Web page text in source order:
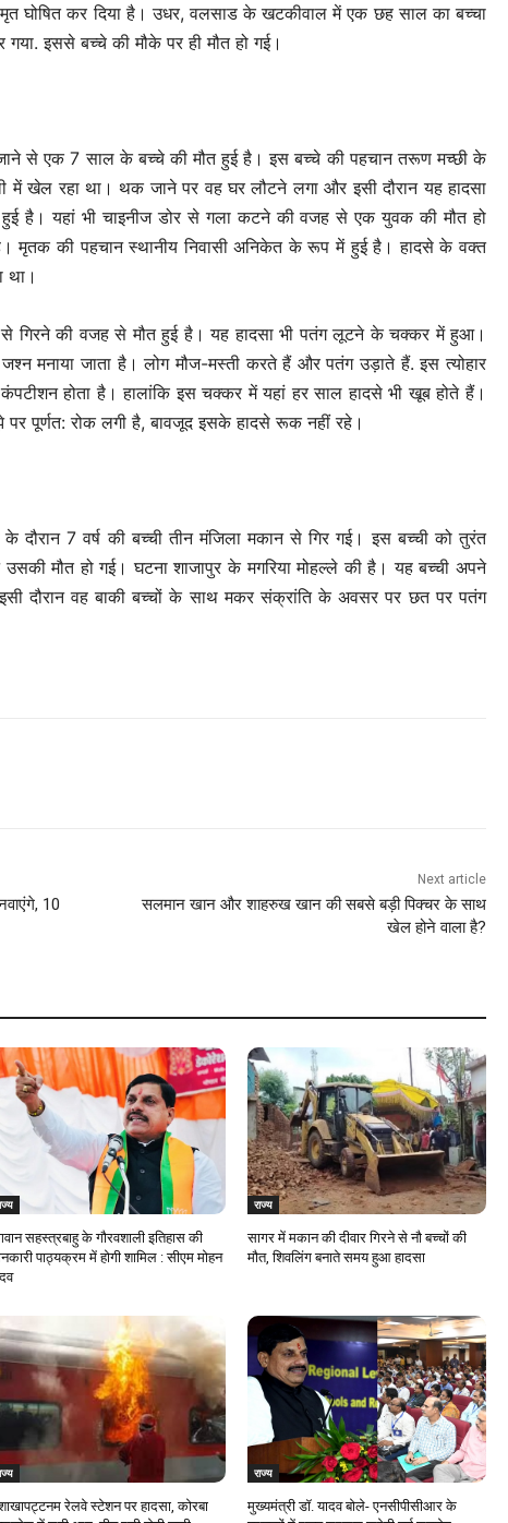
घोषित कर दिया है। उधर, वलसाड के खटकीवाल में एक छह साल का बच्चा
इससे बच्चे की मौके पर ही मौत हो गई।
से एक 7 साल के बच्चे की मौत हुई है। इस बच्चे की पहचान तरूण मच्छी के
में खेल रहा था। थक जाने पर वह घर लौटने लगा और इसी दौरान यह हादसा
हुई है। यहां भी चाइनीज डोर से गला कटने की वजह से एक युवक की मौत हो
मृतक की पहचान स्थानीय निवासी अनिकेत के रूप में हुई है। हादसे के वक्त
था।
गिरने की वजह से मौत हुई है। यह हादसा भी पतंग लूटने के चक्कर में हुआ।
मनाया जाता है। लोग मौज-मस्ती करते हैं और पतंग उड़ाते हैं. इस त्योहार
होता है। हालांकि इस चक्कर में यहां हर साल हादसे भी खूब होते हैं।
पर पूर्णत: रोक लगी है, बावजूद इसके हादसे रूक नहीं रहे।
दौरान 7 वर्ष की बच्ची तीन मंजिला मकान से गिर गई। इस बच्ची को तुरंत
मौत हो गई। घटना शाजापुर के मगरिया मोहल्ले की है। यह बच्ची अपने
दौरान वह बाकी बच्चों के साथ मकर संक्रांति के अवसर पर छत पर पतंग
10
Next article
सलमान खान और शाहरुख खान की सबसे बड़ी पिक्चर के साथ
खेल होने वाला है?
सहस्त्रबाहु के गौरवशाली इतिहास की
पाठ्यक्रम में होगी शामिल : सीएम मोहन
राज्य
सागर में मकान की दीवार गिरने से नौ बच्चों की
मौत, शिवलिंग बनाते समय हुआ हादसा
रेलवे स्टेशन पर हादसा, कोरबा
राज्य
मुख्यमंत्री डॉ. यादव बोले- एनसीपीसीआर के